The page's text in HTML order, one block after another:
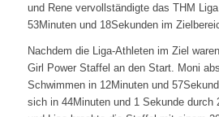
und Rene vervollständigte das THM
53Minuten und 18Sekunden im
Nachdem die Liga-Athleten im Ziel
Girl Power Staffel an den Start. Moni
Schwimmen in 12Minuten und
sich in 44Minuten und 1 Sekunde durch